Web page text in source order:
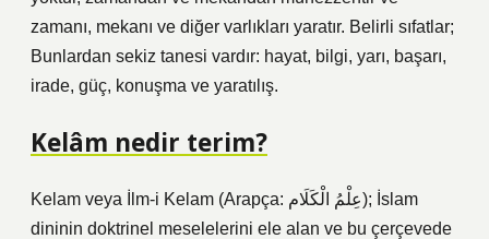
zamanı, mekanı ve diğer varlıkları yaratır. Belirli sıfatlar;
Bunlardan sekiz tanesi vardır: hayat, bilgi, yarı, başarı,
irade, güç, konuşma ve yaratılış.
Kelâm nedir terim?
Kelam veya İlm-i Kelam (Arapça: عِلْمُ الْكَلَام‎); İslam
dininin doktrinel meselelerini ele alan ve bu çerçevede